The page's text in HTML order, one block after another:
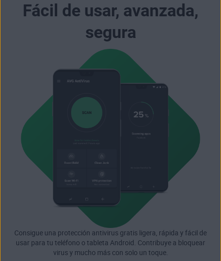
Fácil de usar, avanzada,
segura
Consigue una protección antivirus gratis ligera, rápida y fácil de
usar para tu teléfono o tableta Android. Contribuye a bloquear
virus y mucho más con solo un toque.